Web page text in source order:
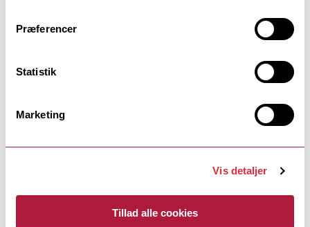
Præferencer
Statistik
Marketing
Vis detaljer
Tillad alle cookies
Et tæt samarbejde med hjemmet
er en vigtig del af vores arbejde. Vi følger elevens
udvikling løbende og tilpasser indsatsen i dialog med
eleven og forældre, plejeforældre eller anden